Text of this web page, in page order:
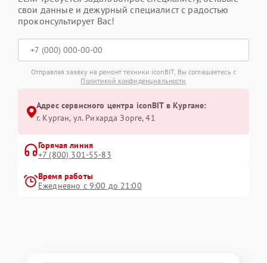
свои данные и дежурный специалист с радостью
проконсультирует Вас!
Отправляя заявку на ремонт техники iconBIT, Вы соглашаетесь с
Политикой конфиденциальности
Адрес сервисного центра iconBIT в Кургане:
г. Курган, ул. Рихарда Зорге, 41
Горячая линия
+7 (800) 301-55-83
Время работы
Ежедневно с 9:00 до 21:00